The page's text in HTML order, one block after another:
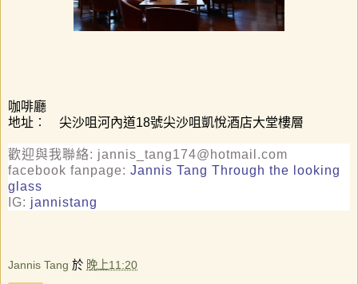
咖啡廳
地址︰
尖沙咀河內道18號尖沙咀凱悅酒店大堂樓層
歡迎與我聯絡: jannis_tang174@hotmail.com
facebook fanpage: Jannis Tang Through the looking
glass
IG: jannistang
Jannis Tang 於 晚上11:20